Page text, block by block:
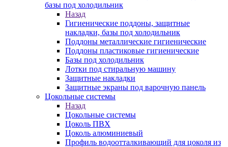
базы под холодильник
Назад
Гигиенические поддоны, защитные
накладки, базы под холодильник
Поддоны металлические гигиенические
Поддоны пластиковые гигиенические
Базы под холодильник
Лотки под стиральную машину
Защитные накладки
Защитные экраны под варочную панель
Цокольные системы
Назад
Цокольные системы
Цоколь ПВХ
Цоколь алюминиевый
Профиль водоотталкивающий для цоколя из